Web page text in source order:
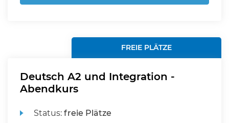
FREIE PLÄTZE
Deutsch A2 und Integration -
Abendkurs
Status:freie Plätze